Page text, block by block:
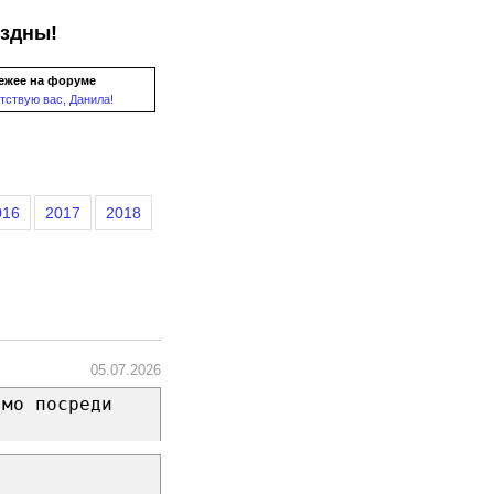
на форуме
вас, Данила!
2017 2018
05.07.2026
посреди